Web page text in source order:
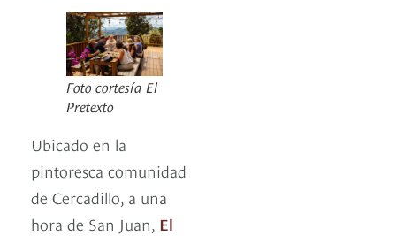
Foto cortesía El
Pretexto
Ubicado en la
pintoresca comunidad
de Cercadillo, a una
hora de San Juan, El